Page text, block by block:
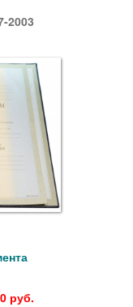
2003
руб.